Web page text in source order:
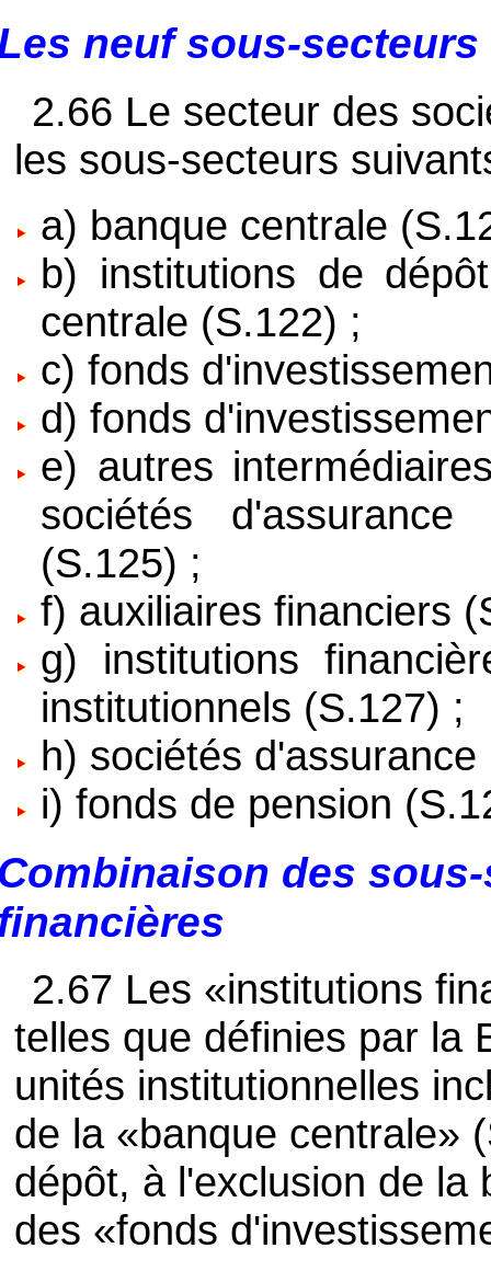
neuf sous-
2.66 Le secteur des
les sous-secteurs
a) banque centrale
b) institutions de
centrale (S.122) ;
c) fonds
d) fonds
e) autres
sociétés
(S.125) ;
f) auxiliaires financiers
g) institutions
institutionnels (S.127) ;
h) sociétés
i) fonds de pension
des
2.67 Les «institutions
telles que définies par la
unités institutionnelles
de la «banque centrale»
dépôt, à l'exclusion de la
des «fonds